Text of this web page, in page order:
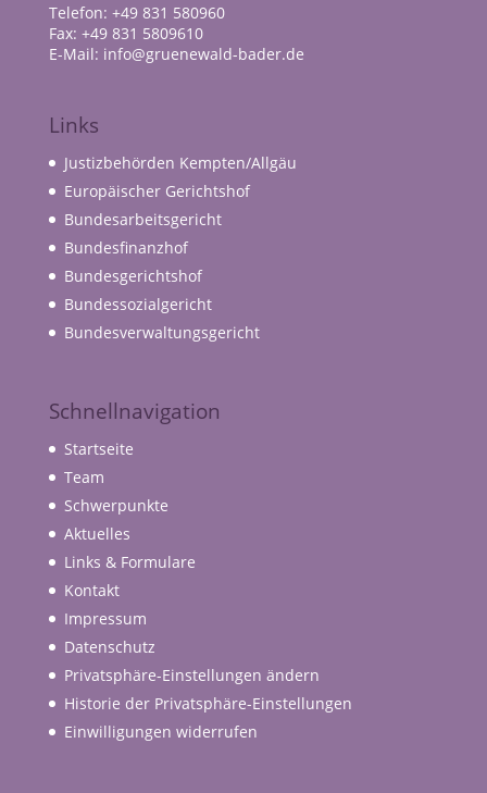
Telefon: +49 831 580960
Fax: +49 831 5809610
E-Mail: info@gruenewald-bader.de
Links
Justizbehörden Kempten/Allgäu
Europäischer Gerichtshof
Bundesarbeitsgericht
Bundesfinanzhof
Bundesgerichtshof
Bundessozialgericht
Bundesverwaltungsgericht
Schnellnavigation
Startseite
Team
Schwerpunkte
Aktuelles
Links & Formulare
Kontakt
Impressum
Datenschutz
Privatsphäre-Einstellungen ändern
Historie der Privatsphäre-Einstellungen
Einwilligungen widerrufen